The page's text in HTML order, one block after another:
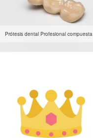
Prótesis dental Profesional compuesta